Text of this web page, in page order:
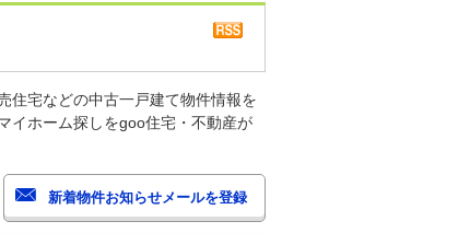
住宅などの中古一戸建て物件情報を
イホーム探しをgoo住宅・不動産が